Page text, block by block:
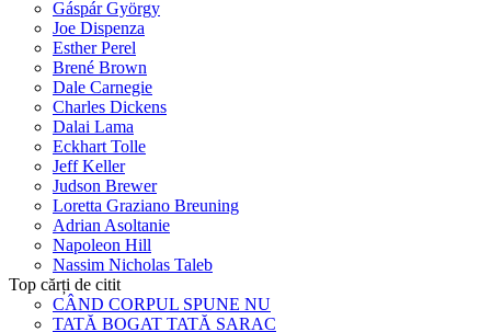
Gáspár György
Joe Dispenza
Esther Perel
Brené Brown
Dale Carnegie
Charles Dickens
Dalai Lama
Eckhart Tolle
Jeff Keller
Judson Brewer
Loretta Graziano Breuning
Adrian Asoltanie
Napoleon Hill
Nassim Nicholas Taleb
Top cărți de citit
CÂND CORPUL SPUNE NU
TATĂ BOGAT TATĂ SARAC